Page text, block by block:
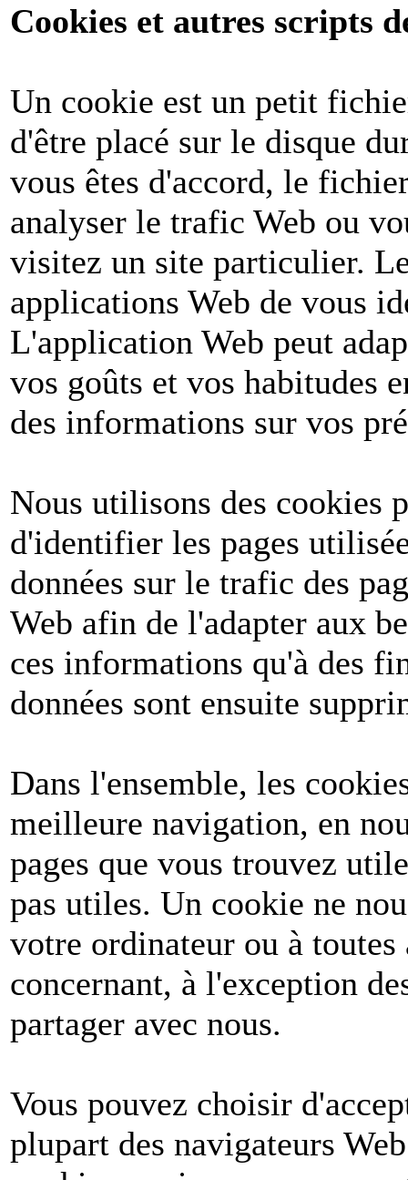
Cookies et autres scripts
Un cookie est un petit
d'être placé sur le disque
vous êtes d'accord, le
analyser le trafic Web ou
visitez un site particulier.
applications Web de vous
L'application Web peut
vos goûts et vos habitudes
des informations sur vos
Nous utilisons des cookies
d'identifier les pages
données sur le trafic des
Web afin de l'adapter aux
ces informations qu'à des
données sont ensuite
Dans l'ensemble, les
meilleure navigation, en
pages que vous trouvez
pas utiles. Un cookie ne
votre ordinateur ou à
concernant, à l'exception
partager avec nous.
Vous pouvez choisir
plupart des navigateurs